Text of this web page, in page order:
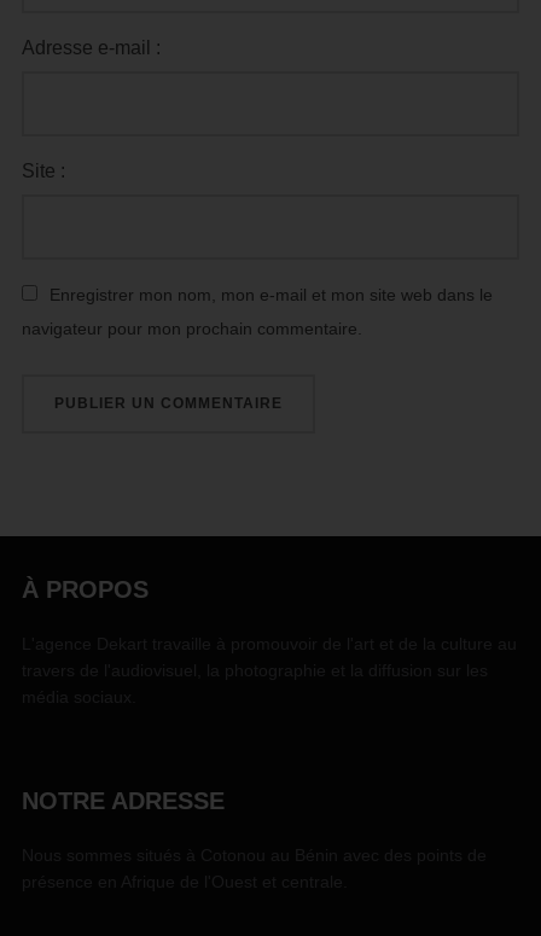
Adresse e-mail :
Site :
Enregistrer mon nom, mon e-mail et mon site web dans le
navigateur pour mon prochain commentaire.
À PROPOS
NOTRE ADRESSE